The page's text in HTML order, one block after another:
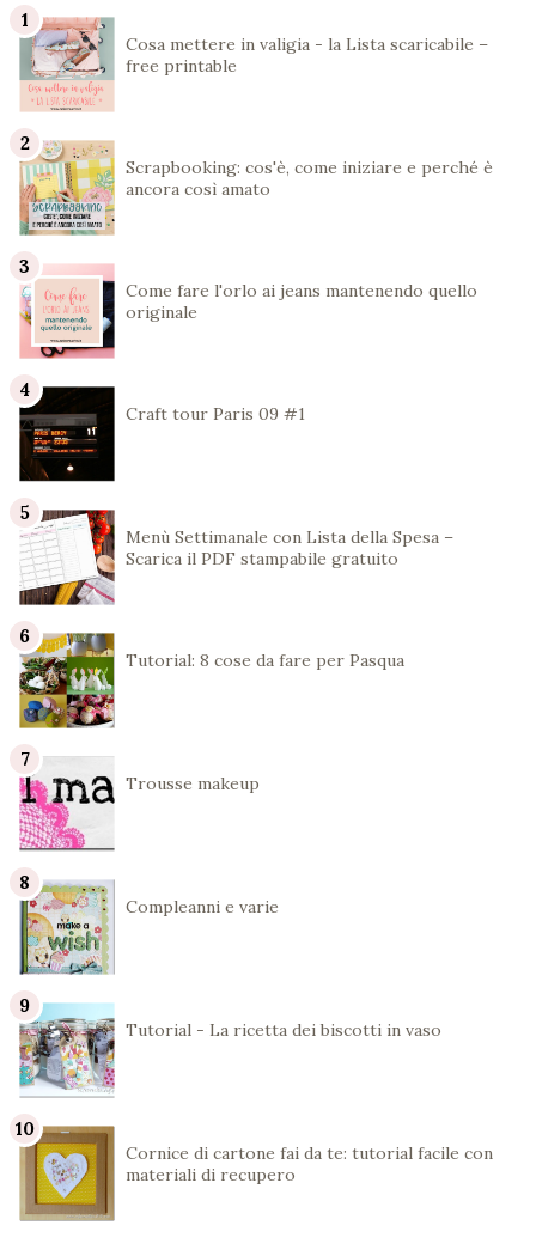
Cosa mettere in valigia - la Lista scaricabile –
free printable
Scrapbooking: cos'è, come iniziare e perché è
ancora così amato
Come fare l'orlo ai jeans mantenendo quello
originale
Craft tour Paris 09 #1
Menù Settimanale con Lista della Spesa –
Scarica il PDF stampabile gratuito
Tutorial: 8 cose da fare per Pasqua
Trousse makeup
Compleanni e varie
Tutorial - La ricetta dei biscotti in vaso
Cornice di cartone fai da te: tutorial facile con
materiali di recupero